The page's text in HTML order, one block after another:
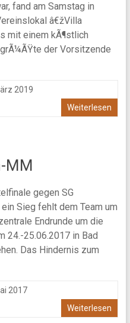
fand am Samstag in
â€žVilla
mit einem kÃ¶stlich
der Vorsitzende
2019
Weiterlesen
MM
gegen SG
Sieg fehlt dem Team um
Endrunde um die
24.-25.06.2017 in Bad
Das Hindernis zum
2017
Weiterlesen